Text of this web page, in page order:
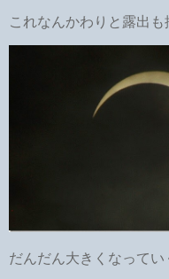
これなんかわりと露出も
だんだん大きくなってい